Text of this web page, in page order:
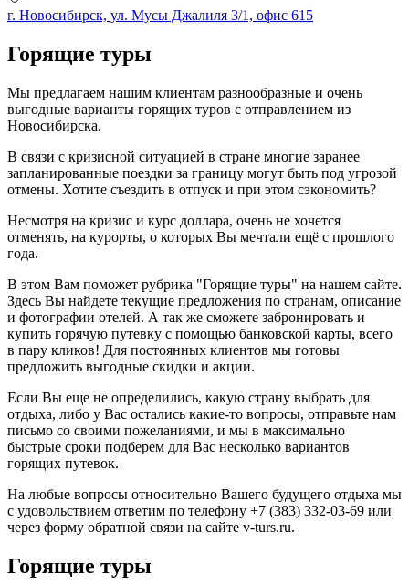
г. Новосибирск, ул. Мусы Джалиля 3/1, офис 615
Горящие туры
Мы предлагаем нашим клиентам разнообразные и очень
выгодные варианты горящих туров с отправлением из
Новосибирска.
В связи с кризисной ситуацией в стране многие заранее
запланированные поездки за границу могут быть под угрозой
отмены. Хотите съездить в отпуск и при этом сэкономить?
Несмотря на кризис и курс доллара, очень не хочется
отменять, на курорты, о которых Вы мечтали ещё с прошлого
года.
В этом Вам поможет рубрика "Горящие туры" на нашем сайте.
Здесь Вы найдете текущие предложения по странам, описание
и фотографии отелей. А так же сможете забронировать и
купить горячую путевку с помощью банковской карты, всего
в пару кликов! Для постоянных клиентов мы готовы
предложить выгодные скидки и акции.
Если Вы еще не определились, какую страну выбрать для
отдыха, либо у Вас остались какие-то вопросы, отправьте нам
письмо со своими пожеланиями, и мы в максимально
быстрые сроки подберем для Вас несколько вариантов
горящих путевок.
На любые вопросы относительно Вашего будущего отдыха мы
с удовольствием ответим по телефону +7 (383) 332-03-69 или
через форму обратной связи на сайте v-turs.ru.
Горящие туры